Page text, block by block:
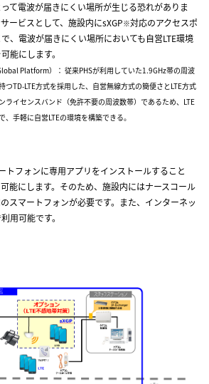
て電波が届きにくい場所が生じる恐れがありま
ービスとして、施設内にsXGP※対応のアクセスポ
、電波が届きにくい場所においても自営LTE環境
能にします。
Platform）： 従来PHSが利用していた1.9GHz帯の周波
つTD-LTE方式を採用した、自営無線方式の簡便さとLTE方式
ライセンスバンド（免許不要の周波数帯）であるため、LTE
手軽に自営LTEの環境を構築できる。
トフォンに専用アプリをインストールすること
能にします。そのため、施設内にはナースコール
スマートフォンが必要です。また、インターネッ
用可能です。